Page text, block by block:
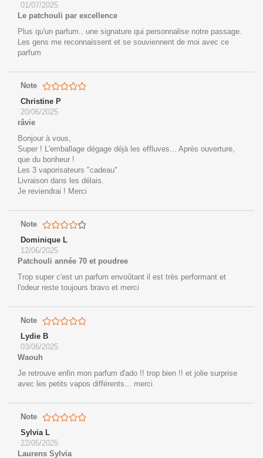
01/07/2025
Le patchouli par excellence
Plus qu'un parfum.. une signature qui personnalise notre passage.
Les gens me reconnaissent et se souviennent de moi avec ce
parfum
Note
Christine P
20/06/2025
râvie
Bonjour à vous,
Super ! L'emballage dégage déjà les effluves... Après ouverture,
que du bonheur !
Les 3 vaporisateurs "cadeau"
Livraison dans les délais.
Je reviendrai ! Merci
Note
Dominique L
12/06/2025
Patchouli année 70 et poudree
Trop super c'est un parfum envoûtant il est très performant et
l'odeur reste toujours bravo et merci
Note
Lydie B
03/06/2025
Waouh
Je retrouve enfin mon parfum d'ado !! trop bien !! et jolie surprise
avec les petits vapos différents... merci
Note
Sylvia L
22/05/2025
Laurens Sylvia